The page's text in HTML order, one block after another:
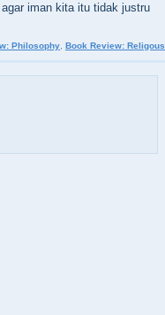
iman kita itu tidak justru
Philosophy, Book Review: Religous